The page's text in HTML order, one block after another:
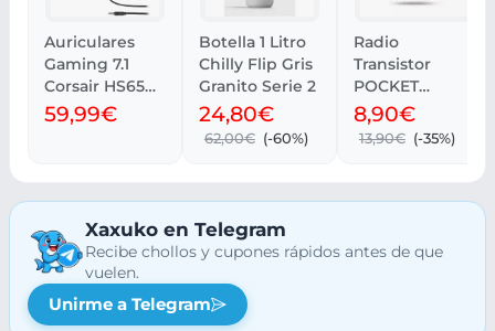
Auriculares
Gaming 7.1
Corsair HS65
Multiplataform
59,99€
Botella 1 Litro
Chilly Flip Gris
Granito Serie 2
24,80€
62,00€ (-60%)
Radio
Transistor
POCKET
Energy Sistem
| Recogida
gratis
8,90€
13,90€ (-35%)
Xaxuko en Telegram
Recibe chollos y cupones rápidos antes de que
vuelen.
Unirme a Telegram